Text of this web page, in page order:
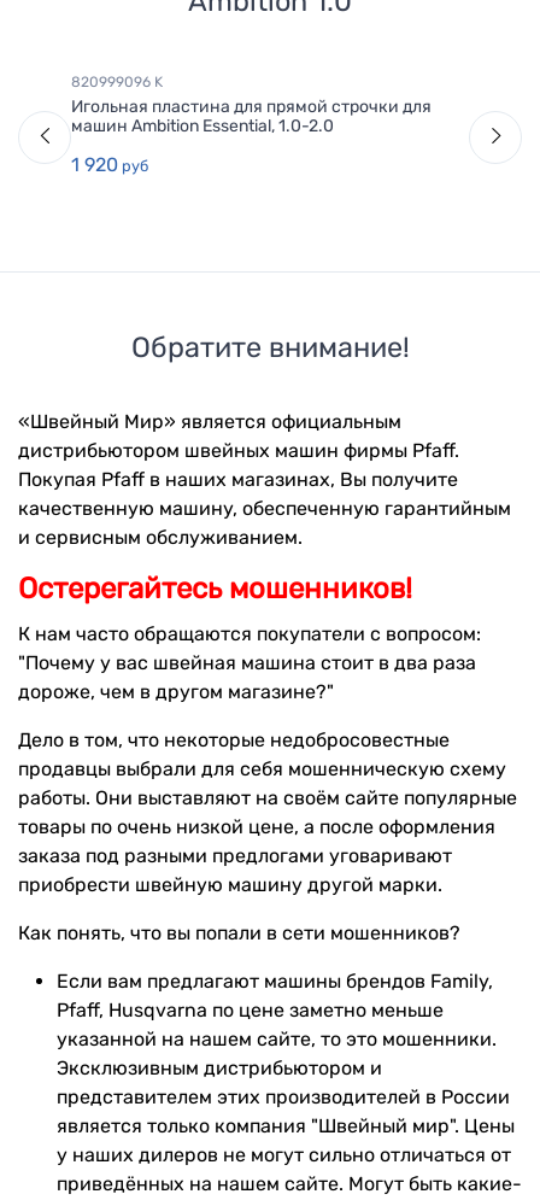
820999096 K
Игольная пластина для прямой строчки для
машин Ambition Essential, 1.0-2.0
1 920 руб
Обратите внимание!
«Швейный Мир» является официальным
дистрибьютором швейных машин фирмы Pfaff.
Покупая Pfaff в наших магазинах, Вы получите
качественную машину, обеспеченную гарантийным
и сервисным обслуживанием.
Остерегайтесь мошенников!
К нам часто обращаются покупатели с вопросом:
"Почему у вас швейная машина стоит в два раза
дороже, чем в другом магазине?"
Дело в том, что некоторые недобросовестные
продавцы выбрали для себя мошенническую схему
работы. Они выставляют на своём сайте популярные
товары по очень низкой цене, а после оформления
заказа под разными предлогами уговаривают
приобрести швейную машину другой марки.
Как понять, что вы попали в сети мошенников?
Если вам предлагают машины брендов Family,
Pfaff, Husqvarna по цене заметно меньше
указанной на нашем сайте, то это мошенники.
Эксклюзивным дистрибьютором и
представителем этих производителей в России
является только компания "Швейный мир". Цены
у наших дилеров не могут сильно отличаться от
приведённых на нашем сайте. Могут быть какие-